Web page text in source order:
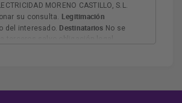
MORENO CASTILLO, S.L.
su consulta. Legitimación
del interesado. Destinatarios No se